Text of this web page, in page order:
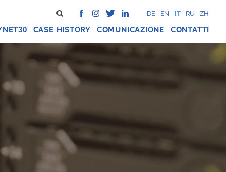
DE EN IT RU ZH
CASE HISTORY COMUNICAZIONE CONTATTI